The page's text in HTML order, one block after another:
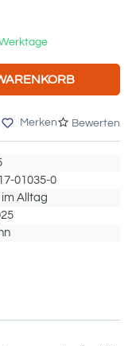
gewünschten
Merken Bewerten
01035-0
im Alltag